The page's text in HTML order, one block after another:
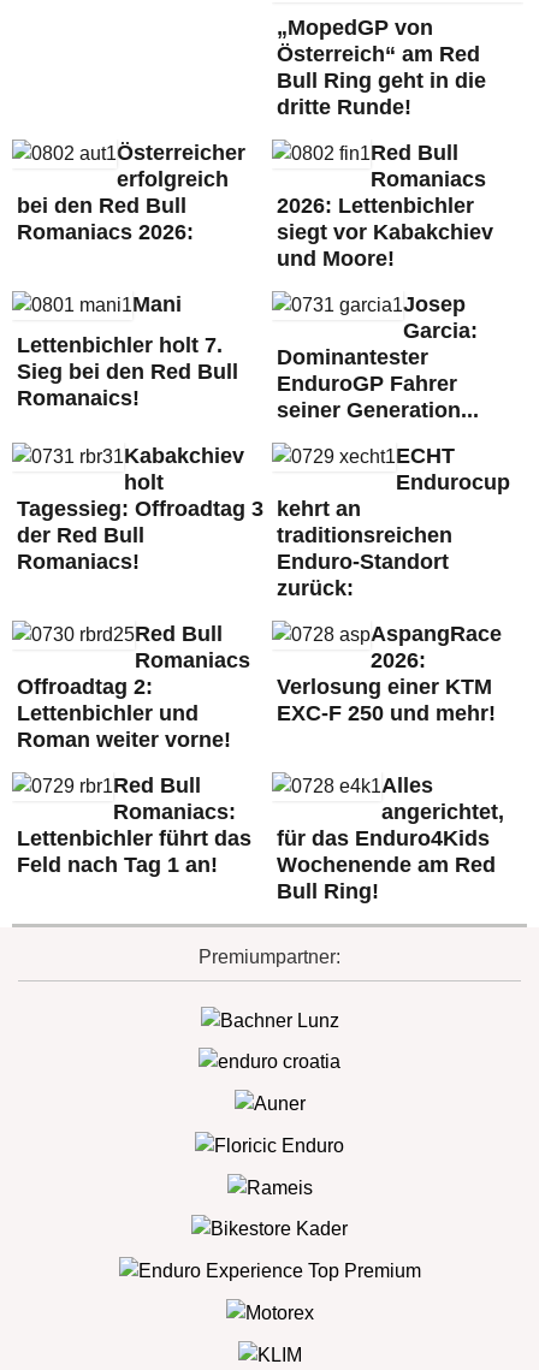
„MopedGP von
Österreich“ am Red
Bull Ring geht in die
dritte Runde!
Österreicher
erfolgreich
bei den Red Bull
Romaniacs 2026:
Red Bull
Romaniacs
2026: Lettenbichler
siegt vor Kabakchiev
und Moore!
Mani
Lettenbichler holt 7.
Sieg bei den Red Bull
Romanaics!
Josep
Garcia:
Dominantester
EnduroGP Fahrer
seiner Generation...
Kabakchiev
holt
Tagessieg: Offroadtag 3
der Red Bull
Romaniacs!
ECHT
Endurocup
kehrt an
traditionsreichen
Enduro-Standort
zurück:
Red Bull
Romaniacs
Offroadtag 2:
Lettenbichler und
Roman weiter vorne!
AspangRace
2026:
Verlosung einer KTM
EXC-F 250 und mehr!
Red Bull
Romaniacs:
Lettenbichler führt das
Feld nach Tag 1 an!
Alles
angerichtet,
für das Enduro4Kids
Wochenende am Red
Bull Ring!
Premiumpartner: